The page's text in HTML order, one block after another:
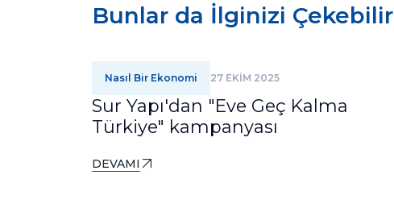
Bunlar da İlginizi Çekebilir
Nasıl Bir Ekonomi 27 EKİM 2025
Sur Yapı'dan "Eve Geç Kalma
Türkiye" kampanyası
DEVAMI